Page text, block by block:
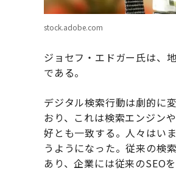
stock.adobe.com
ジョセフ・エドガー氏は、
である。
デジタル検索行動は劇的に
おり、これは検索エンジン
好とも一致する。人々はい
うようになった。従来の検
あり、企業には従来のSEO